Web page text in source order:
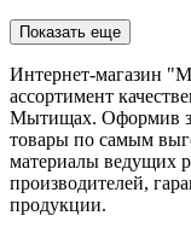
Показать еще
Интернет-магазин
ассортимент
Мытищах. Оформив
товары по самым
материалы ведущих
производителей,
продукции.